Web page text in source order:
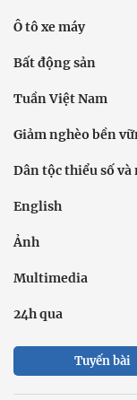
Ô tô xe máy
Bất động sản
Tuần Việt Nam
Giảm nghèo bền
Dân tộc thiểu số
English
Ảnh
Multimedia
24h qua
Tuyến bài